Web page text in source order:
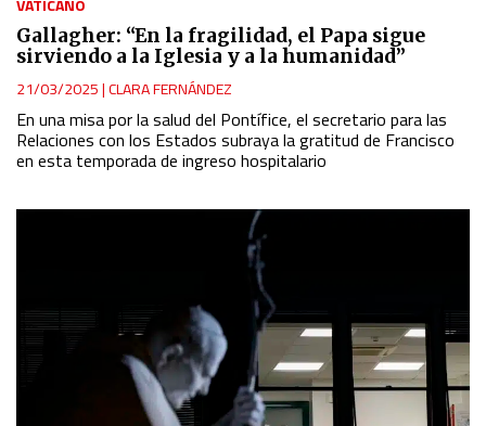
VATICANO
Gallagher: “En la fragilidad, el Papa sigue
sirviendo a la Iglesia y a la humanidad”
21/03/2025|CLARA FERNÁNDEZ
En una misa por la salud del Pontífice, el secretario para las
Relaciones con los Estados subraya la gratitud de Francisco
en esta temporada de ingreso hospitalario